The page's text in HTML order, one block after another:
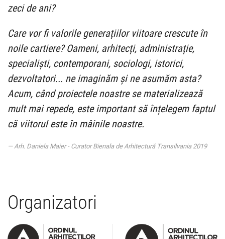
zeci de ani?
Care vor fi valorile generațiilor viitoare crescute în
noile cartiere? Oameni, arhitecți, administrație,
specialiști, contemporani, sociologi, istorici,
dezvoltatori... ne imaginăm și ne asumăm asta?
Acum, când proiectele noastre se materializează
mult mai repede, este important să înțelegem faptul
că viitorul este în mâinile noastre.
Arh. Daniela Maier - Curator Bienala de Arhitectură Transilvania 2019
Organizatori